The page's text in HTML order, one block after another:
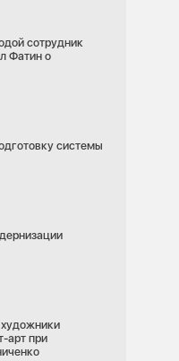
сотрудник
Фатин о
системы
арт при